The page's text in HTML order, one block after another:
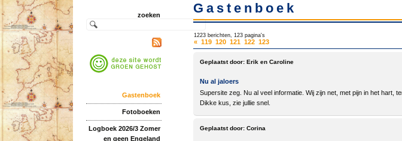
zoeken
Gastenboek
Fotoboeken
Logboek 2026/3 Zomer
en geen Engeland
Gastenboek
1223 berichten, 123 pagina's
« 119 120 121 122 123
Geplaatst door: Erik en Caroline
Nu al jaloers
Supersite zeg. Nu al veel informatie. Wij zijn net, met pijn in het hart,
Dikke kus, zie jullie snel.
Geplaatst door: Corina